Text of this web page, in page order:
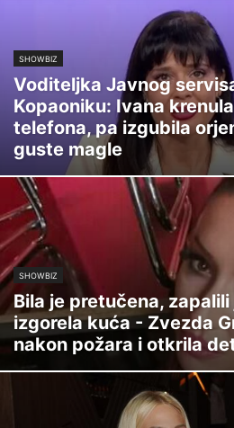
SHOWBIZ
Voditeljka Javnog
Kopaoniku: Ivana
telefona, pa izgubila
guste magle
SHOWBIZ
Bila je pretučena,
izgorela kuća - Zvezda
nakon požara i otkrila